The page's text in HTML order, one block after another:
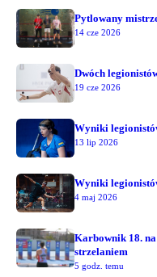
Pytlowany
14 cze 2026
Dwóch
19 cze 2026
Wyniki
13 lip 2026
Wyniki
4 maj 2026
Karbownik 18. na
strzelaniem
5 godz. temu